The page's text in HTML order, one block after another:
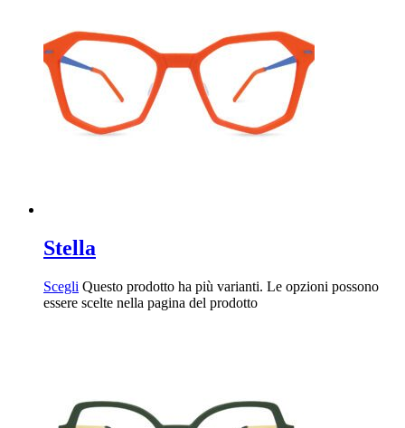
Stella
Scegli Questo prodotto ha più varianti. Le opzioni possono
essere scelte nella pagina del prodotto